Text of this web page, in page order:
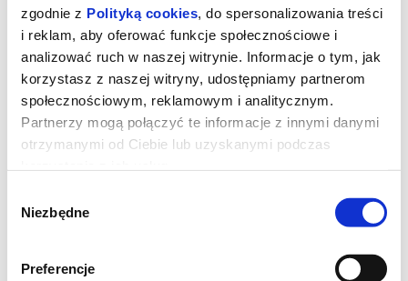
zgodnie z Polityką cookies, do spersonalizowania treści
i reklam, aby oferować funkcje społecznościowe i
analizować ruch w naszej witrynie. Informacje o tym, jak
korzystasz z naszej witryny, udostępniamy partnerom
społecznościowym, reklamowym i analitycznym.
Partnerzy mogą połączyć te informacje z innymi danymi
otrzymanymi od Ciebie lub uzyskanymi podczas
zgody
Niezbędne
Preferencje